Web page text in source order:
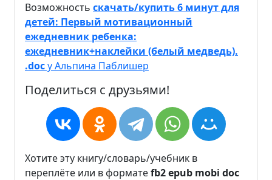
Возможность скачать/купить 6 минут для
детей: Первый мотивационный
ежедневник ребенка:
ежедневник+наклейки (белый медведь).
.docу Альпина Паблишер
Поделиться с друзьями!
Хотите эту книгу/словарь/учебник в
переплёте или в форматеfb2epub mobi doc